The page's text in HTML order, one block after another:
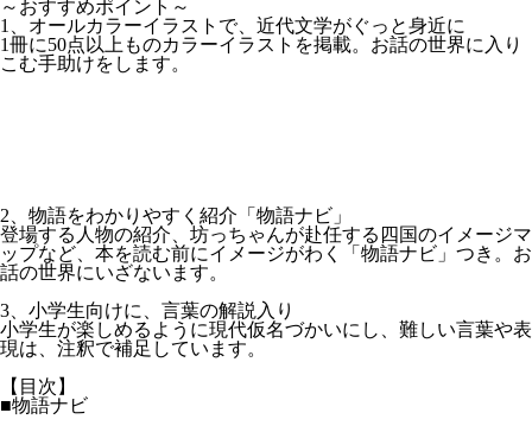
～おすすめポイント～
1、オールカラーイラストで、近代文学がぐっと身近に
1冊に50点以上ものカラーイラストを掲載。お話の世界に入り
こむ手助けをします。
2、物語をわかりやすく紹介「物語ナビ」
登場する人物の紹介、坊っちゃんが赴任する四国のイメージマ
ップなど、本を読む前にイメージがわく「物語ナビ」つき。お
話の世界にいざないます。
3、小学生向けに、言葉の解説入り
小学生が楽しめるように現代仮名づかいにし、難しい言葉や表
現は、注釈で補足しています。
【目次】
■物語ナビ